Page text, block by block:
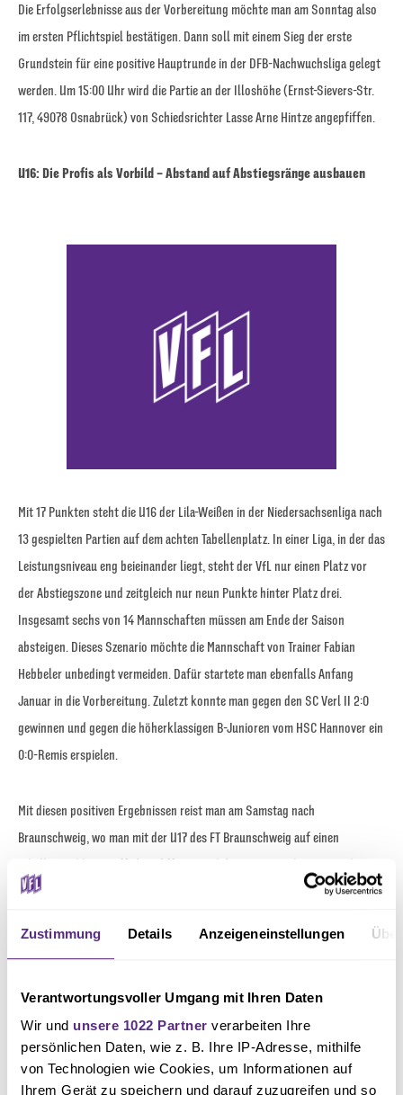
Zustimmung Details Anzeigeneinstellungen
Verantwortungsvoller Umgang mit Ihren Daten
Wir und unsere 1022 Partner verarbeiten Ihre
persönlichen Daten, wie z. B. Ihre IP-Adresse, mithilfe
von Technologien wie Cookies, um Informationen auf
Ihrem Gerät zu speichern und darauf zuzugreifen und so
Die Erfolgserlebnisse aus der Vorbereitung möchte man am Sonntag also
im ersten Pflichtspiel bestätigen. Dann soll mit einem Sieg der erste
Grundstein für eine positive Hauptrunde in der DFB-Nachwuchsliga gelegt
werden. Um 15:00 Uhr wird die Partie an der Illoshöhe (Ernst-Sievers-Str.
117, 49078 Osnabrück) von Schiedsrichter Lasse Arne Hintze angepfiffen.
U16: Die Profis als Vorbild – Abstand auf Abstiegsränge ausbauen
Mit 17 Punkten steht die U16 der Lila-Weißen in der Niedersachsenliga nach
13 gespielten Partien auf dem achten Tabellenplatz. In einer Liga, in der das
Leistungsniveau eng beieinander liegt, steht der VfL nur einen Platz vor
der Abstiegszone und zeitgleich nur neun Punkte hinter Platz drei.
Insgesamt sechs von 14 Mannschaften müssen am Ende der Saison
absteigen. Dieses Szenario möchte die Mannschaft von Trainer Fabian
Hebbeler unbedingt vermeiden. Dafür startete man ebenfalls Anfang
Januar in die Vorbereitung. Zuletzt konnte man gegen den SC Verl II 2:0
gewinnen und gegen die höherklassigen B-Junioren vom HSC Hannover ein
0:0-Remis erspielen.
Mit diesen positiven Ergebnissen reist man am Samstag nach
Braunschweig, wo man mit der U17 des FT Braunschweig auf einen
Tabellennachbarn trifft (Anpfiff: 14:30 Uhr). Die Braunschweiger stehen
mit 18 Punkten einen Platz vor den Osnabrückern. Mit einem Sieg könnte
vergrößern. Als Vorbild dienen dabei die Profis des VfL, die zuletzt durch
U15: Anschluss an die obere Tabellenhälfte bewahren
In der Regionalliga Nord der C-Junioren steht der VfL Osnabrück nach 15